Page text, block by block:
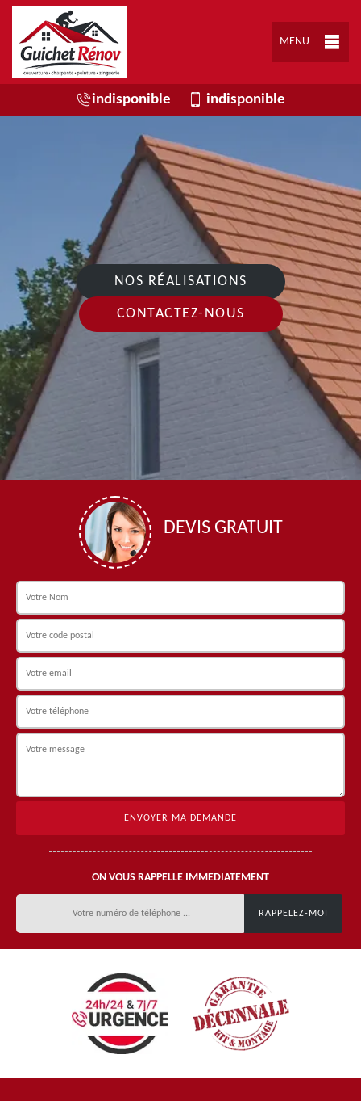
MENU
indisponible indisponible
NOS RÉALISATIONS
CONTACTEZ-NOUS
DEVIS GRATUIT
ON VOUS RAPPELLE IMMEDIATEMENT